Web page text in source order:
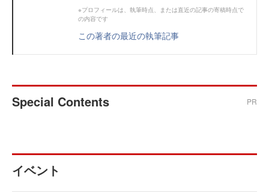
※プロフィールは、執筆時点、または直近の記事の寄稿時点で
の内容です
この著者の最近の執筆記事
Special Contents PR
イベント